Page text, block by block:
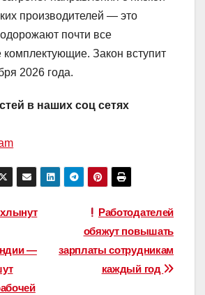
производителей — это
почти все
Закон вступит
2026 года.
в наших соц сетях
Работодателей
обяжут повышать
зарплаты сотрудникам
каждый год
—